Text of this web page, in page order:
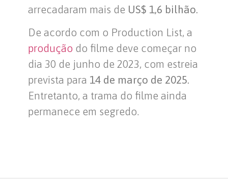
arrecadaram mais de US$ 1,6 bilhão.
De acordo com o Production List, a
produção do filme deve começar no
dia 30 de junho de 2023, com estreia
prevista para 14 de março de 2025.
Entretanto, a trama do filme ainda
permanece em segredo.